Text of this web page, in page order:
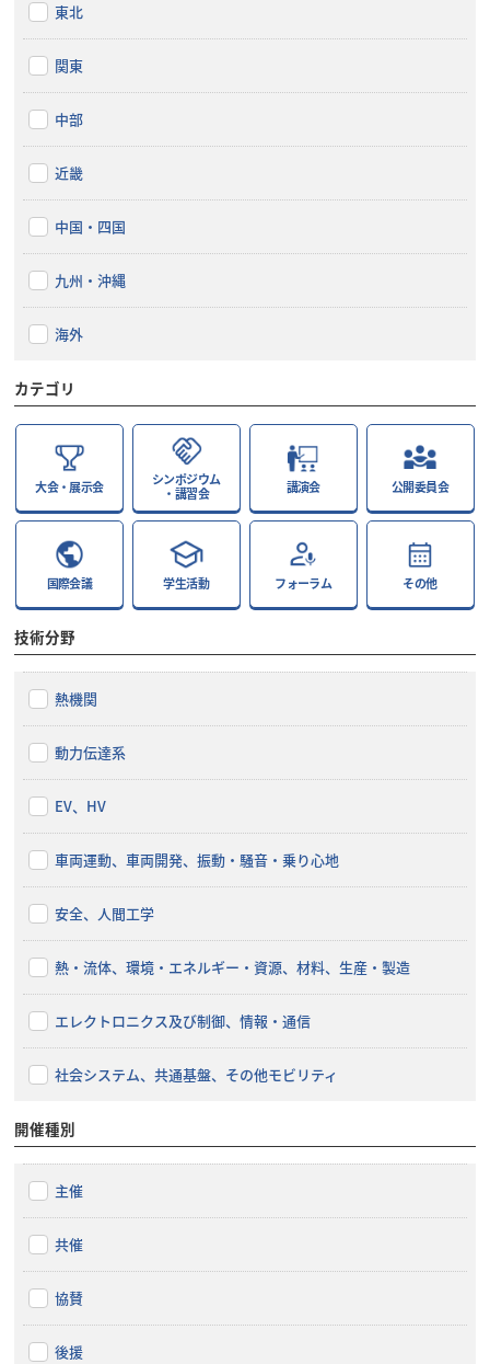
東北
関東
中部
近畿
中国・四国
九州・沖縄
海外
カテゴリ
大会・展示会
シンポジウム
・講習会
講演会 公開委員会
国際会議 学生活動 フォーラム その他
技術分野
熱機関
動力伝達系
EV、HV
車両運動、車両開発、振動・騒音・乗り心地
安全、人間工学
熱・流体、環境・エネルギー・資源、材料、生産・製造
エレクトロニクス及び制御、情報・通信
社会システム、共通基盤、その他モビリティ
開催種別
主催
共催
協賛
後援